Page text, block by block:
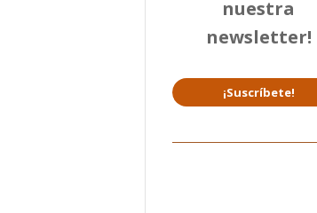
nuestra
newsletter!
¡Suscríbete!